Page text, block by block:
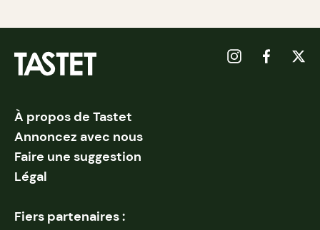
À propos de Tastet
Annoncez avec nous
Faire une suggestion
Légal
Fiers partenaires :